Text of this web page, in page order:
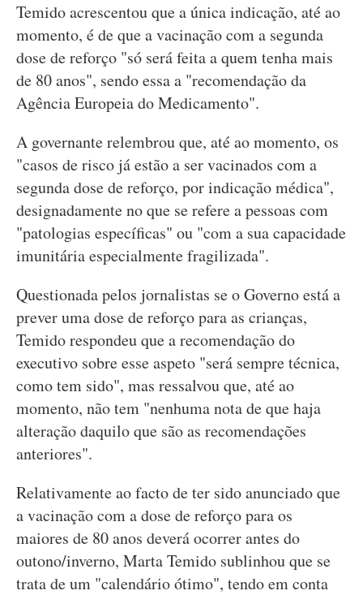
Temido acrescentou que a única indicação, até ao
momento, é de que a vacinação com a segunda
dose de reforço "só será feita a quem tenha mais
de 80 anos", sendo essa a "recomendação da
Agência Europeia do Medicamento".
A governante relembrou que, até ao momento, os
"casos de risco já estão a ser vacinados com a
segunda dose de reforço, por indicação médica",
designadamente no que se refere a pessoas com
"patologias específicas" ou "com a sua capacidade
imunitária especialmente fragilizada".
Questionada pelos jornalistas se o Governo está a
prever uma dose de reforço para as crianças,
Temido respondeu que a recomendação do
executivo sobre esse aspeto "será sempre técnica,
como tem sido", mas ressalvou que, até ao
momento, não tem "nenhuma nota de que haja
alteração daquilo que são as recomendações
anteriores".
Relativamente ao facto de ter sido anunciado que
a vacinação com a dose de reforço para os
maiores de 80 anos deverá ocorrer antes do
outono/inverno, Marta Temido sublinhou que se
trata de um "calendário ótimo", tendo em conta